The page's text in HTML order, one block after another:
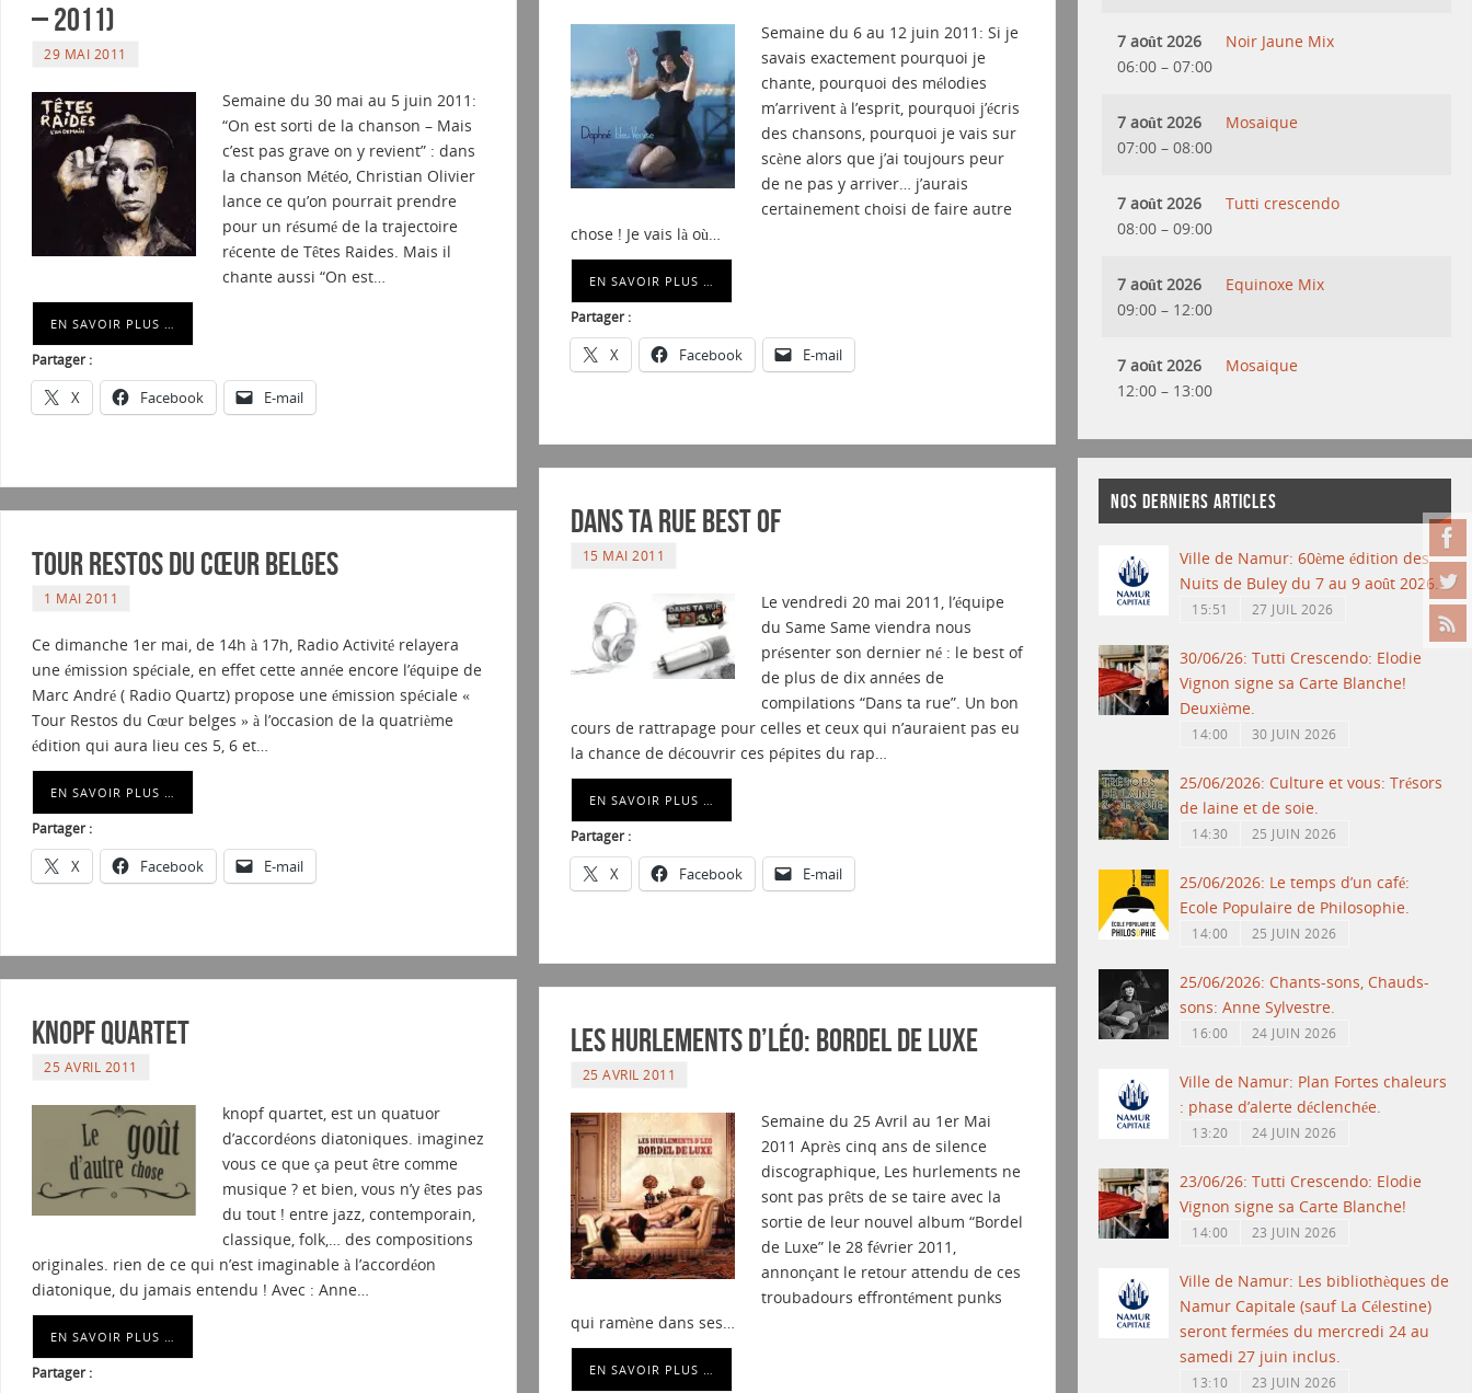
Semaine du 6 au 12 juin 2011: Si je
savais exactement pourquoi je
chante, pourquoi des mélodies
m’arrivent à l’esprit, pourquoi j’écris
des chansons, pourquoi je vais sur
scène alors que j’ai toujours peur
de ne pas y arriver… j’aurais
certainement choisi de faire autre
chose ! Je vais là où…
EN SAVOIR PLUS …
Partager :
X Facebook E-mail
– 2011)
29 MAI 2011
Semaine du 30 mai au 5 juin 2011:
“On est sorti de la chanson – Mais
c’est pas grave on y revient” : dans
la chanson Météo, Christian Olivier
lance ce qu’on pourrait prendre
pour un résumé de la trajectoire
récente de Têtes Raides. Mais il
chante aussi “On est…
EN SAVOIR PLUS …
Partager :
X Facebook E-mail
Dans ta rue best of
15 MAI 2011
Le vendredi 20 mai 2011, l’équipe
du Same Same viendra nous
présenter son dernier né : le best of
de plus de dix années de
compilations “Dans ta rue”. Un bon
cours de rattrapage pour celles et ceux qui n’auraient pas eu
la chance de découvrir ces pépites du rap…
EN SAVOIR PLUS …
Partager :
X Facebook E-mail
Tour Restos du Cœur belges
1 MAI 2011
Ce dimanche 1er mai, de 14h à 17h, Radio Activité relayera
une émission spéciale, en effet cette année encore l’équipe de
Marc André ( Radio Quartz) propose une émission spéciale «
Tour Restos du Cœur belges » à l’occasion de la quatrième
édition qui aura lieu ces 5, 6 et…
EN SAVOIR PLUS …
Partager :
X Facebook E-mail
Knopf Quartet
25 AVRIL 2011
knopf quartet, est un quatuor
d’accordéons diatoniques. imaginez
vous ce que ça peut être comme
musique ? et bien, vous n’y êtes pas
du tout ! entre jazz, contemporain,
classique, folk,… des compositions
originales. rien de ce qui n’est imaginable à l’accordéon
diatonique, du jamais entendu ! Avec : Anne…
EN SAVOIR PLUS …
Partager :
Les Hurlements d’Léo: Bordel de luxe
25 AVRIL 2011
Semaine du 25 Avril au 1er Mai
2011 Après cinq ans de silence
discographique, Les hurlements ne
sont pas prêts de se taire avec la
sortie de leur nouvel album “Bordel
de Luxe” le 28 février 2011,
annonçant le retour attendu de ces
troubadours effrontément punks
qui ramène dans ses…
EN SAVOIR PLUS …
7 août 2026
06:00 – 07:00
Noir Jaune Mix
7 août 2026
07:00 – 08:00
Mosaique
7 août 2026
08:00 – 09:00
Tutti crescendo
7 août 2026
09:00 – 12:00
Equinoxe Mix
7 août 2026
12:00 – 13:00
Mosaique
NOS DERNIERS ARTICLES
Ville de Namur: 60ème édition des
Nuits de Buley du 7 au 9 août 2026.
15:51 27 JUIL 2026
30/06/26: Tutti Crescendo: Elodie
Vignon signe sa Carte Blanche!
Deuxième.
14:00 30 JUIN 2026
25/06/2026: Culture et vous: Trésors
de laine et de soie.
14:30 25 JUIN 2026
25/06/2026: Le temps d’un café:
Ecole Populaire de Philosophie.
14:00 25 JUIN 2026
25/06/2026: Chants-sons, Chauds-
sons: Anne Sylvestre.
16:00 24 JUIN 2026
Ville de Namur: Plan Fortes chaleurs
: phase d’alerte déclenchée.
13:20 24 JUIN 2026
23/06/26: Tutti Crescendo: Elodie
Vignon signe sa Carte Blanche!
14:00 23 JUIN 2026
Ville de Namur: Les bibliothèques de
Namur Capitale (sauf La Célestine)
seront fermées du mercredi 24 au
samedi 27 juin inclus.
13:10 23 JUIN 2026